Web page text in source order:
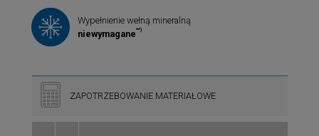
Wypełnienie wełną mineralną
niewymagane**)
ZAPOTRZEBOWANIE MATERIAŁOWE